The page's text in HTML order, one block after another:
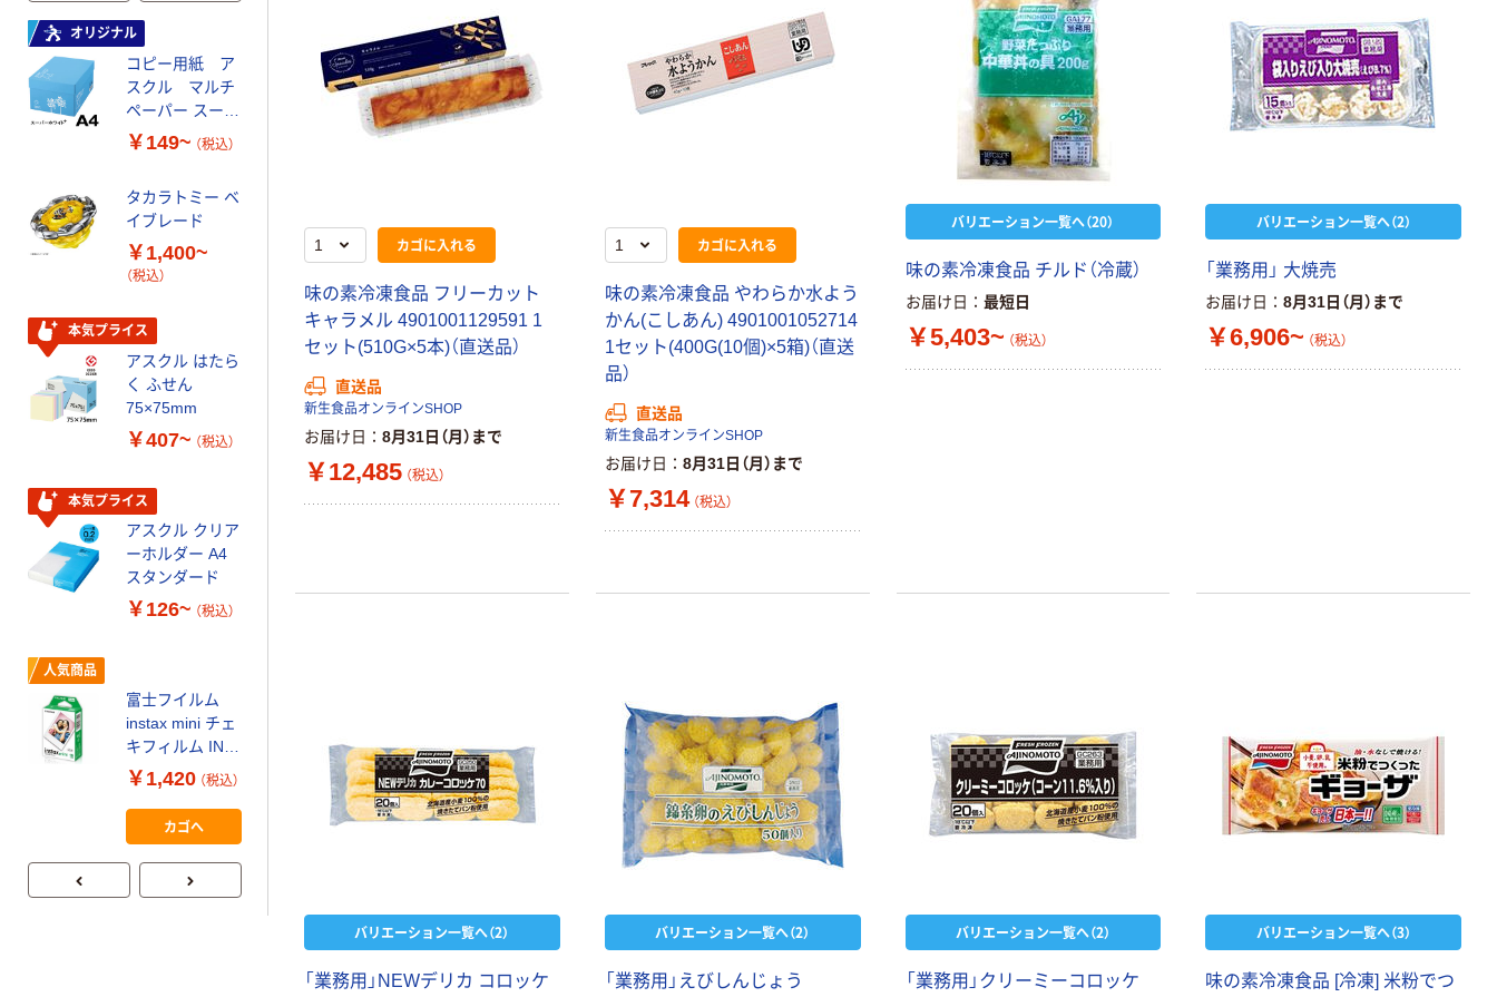
カゴに入れる
味の素冷凍食品 フリーカット
キャラメル 4901001129591 1
セット(510G×5本)（直送品）
直送品
新生食品オンラインSHOP
お届け日 8月31日（月）まで
￥12,485 （税込）
カゴに入れる
味の素冷凍食品 やわらか水よう
かん(こしあん) 4901001052714
1セット(400G(10個)×5箱)（直送
品）
直送品
新生食品オンラインSHOP
お届け日 8月31日（月）まで
￥7,314 （税込）
バリエーション一覧へ（20）
味の素冷凍食品 チルド（冷蔵）
お届け日 最短日
￥5,403~ （税込）
バリエーション一覧へ（2）
「業務用」 大焼売
お届け日 8月31日（月）まで
￥6,906~ （税込）
バリエーション一覧へ（2）
「業務用」NEWデリカ コロッケ
バリエーション一覧へ（2）
「業務用」えびしんじょう
バリエーション一覧へ（2）
「業務用」クリーミーコロッケ
バリエーション一覧へ（3）
味の素冷凍食品 [冷凍] 米粉でつ
オリジナル
コピー用紙 ア
スクル マルチ
ペーパー スーパ
ーホワイト+
￥149~ （税込）
タカラトミー ベ
イブレード
￥1,400~
（税込）
本気プライス
アスクル はたら
く ふせん
75×75mm
￥407~ （税込）
本気プライス
アスクル クリア
ーホルダー A4
スタンダード
￥126~ （税込）
人気商品
富士フイルム
instax mini チェ
キフィルム INS
MINI JP1 1パッ
ク（10枚入り）
￥1,420 （税込）
カゴへ
ゴミ袋 エコノミ
ータイプ 乳白半
透明 高密度タイ
プ 詰替用 バイ
￥616~
乾電池 単3
形 アルカリ乾
ケージ アスク
ルオリジナル
￥140~ （税込）
ティッシュペー
パー ボックス
150組 5箱入 ア
スクル スマート
￥328~ （税込）
ルチペーパー
【ガムテープ】ア
スクル 現場のチ
カラ 厚さ
0.22mm 布テー
￥145~ （税込）
アスクル はたら
く ふせん
50×15mm
トイレットペー
パー ダブル60
100% 6ロール
リサイクル100
芯あり FSC認
証
￥460~ （税込）
オリジナル
乾電池 単4
形 アルカリ乾
ケージ アスク
ルオリジナル
ナル ラミネー
本気プライス
ペーパータオル
中判 再生紙
100％ 200枚
FSC認証 シング
ル 大王製紙共同
企画 オリジナル
￥149~ （税込）
オリジナル
サントリー 伊右
ぞ。」 緑茶
￥528~ （税込）
富士フイルム
経口補水液 オー
エスワン（OS-1）
（税込）
本気プライス
アスクル はたら
く ふせん 付箋
75×25mm
￥377~
本気プライス
ニチバン セロテ
本気プライス
共同企画 トイ
ノミータイプ
A4タテ(コクヨ
製造）
￥115~
本気プライス
キングジム テプ
ラ TEPRA
PRO【純正】テー
プ 白ラベル
ェキ専用フィル
ム INSTAX MINI
WW2
￥1,580~
（税込）